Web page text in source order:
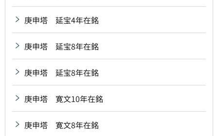
庚申塔 延宝4年在銘
庚申塔 延宝8年在銘
庚申塔 延宝8年在銘
庚申塔 寛文10年在銘
庚申塔 寛文8年在銘